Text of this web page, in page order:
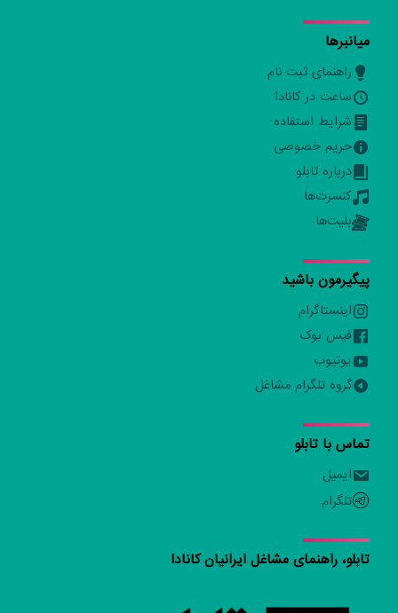
میانبرها
راهنمای ثبت نام
ساعت در کانادا
شرایط استفاده
حریم خصوصی
درباره تابلو
کنسرت‌ها
بلیت‌ها
پیگیرمون باشید
اینستاگرام
فیس بوک
یوتیوب
گروه تلگرام مشاغل
تماس با تابلو
ایمیل
تلگرام
تابلو، راهنمای مشاغل ایرانیان کانادا